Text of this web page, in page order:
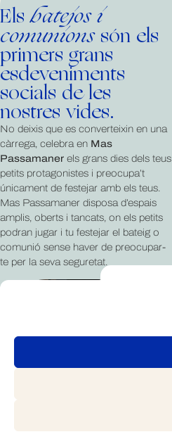
Elsbatejos i
comunionssón els
primers grans
esdeveniments
socials de les
nostres vides.
No deixis que es converteixin en una
càrrega, celebra en Mas
Passamaner els grans dies dels teus
petits protagonistes i preocupa’t
únicament de festejar amb els teus.
Mas Passamaner disposa d’espais
amplis, oberts i tancats, on els petits
podran jugar i tu festejar el bateig o
comunió sense haver de preocupar-
te per la seva seguretat.